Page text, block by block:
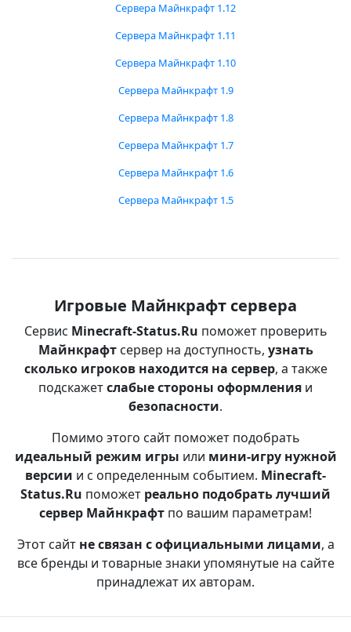
Сервера Майнкрафт 1.12
Сервера Майнкрафт 1.11
Сервера Майнкрафт 1.10
Сервера Майнкрафт 1.9
Сервера Майнкрафт 1.8
Сервера Майнкрафт 1.7
Сервера Майнкрафт 1.6
Сервера Майнкрафт 1.5
Игровые Майнкрафт сервера
Сервис Minecraft-Status.Ru поможет проверить
Майнкрафтсервер на доступность, узнать
сколько игроков находится на сервер, а также
подскажетслабые стороны оформления и
безопасности.
Помимо этого сайт поможет подобрать
идеальный режим игры или мини-игру нужной
версии и с определенным событием. Minecraft-
Status.Ru поможет реально подобрать лучший
сервер Майнкрафт по вашим параметрам!
Этот сайт не связан с официальными лицами, а
все бренды и товарные знаки упомянутые на сайте
принадлежат их авторам.